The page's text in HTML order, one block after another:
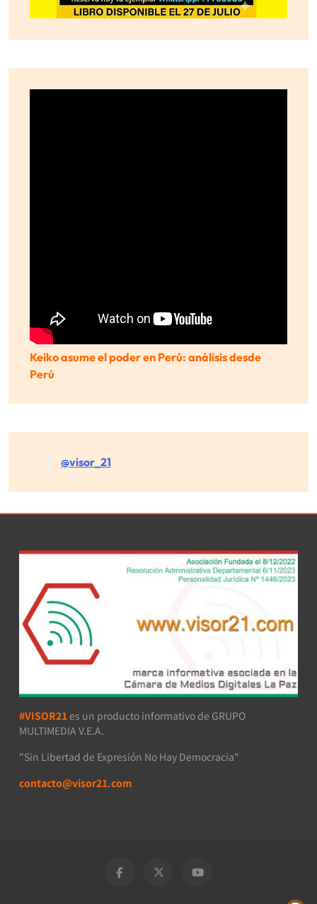
Keiko asume el poder en Perú: análisis desde
Perú
@visor_21
#VISOR21 es un producto informativo de GRUPO
MULTIMEDIA V.E.A.
"Sin Libertad de Expresión No Hay Democracia"
contacto@visor21.com